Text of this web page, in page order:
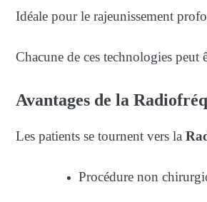
Idéale pour le rajeunissement
Chacune de ces technologies peut
Avantages de la
Les patients se tournent vers la
Procédure non